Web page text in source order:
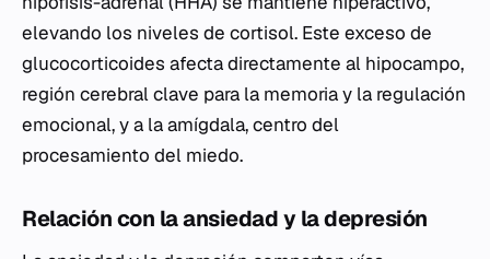
elevando los niveles de cortisol. Este exceso de
glucocorticoides afecta directamente al hipocampo,
región cerebral clave para la memoria y la regulación
emocional, y a la amígdala, centro del
procesamiento del miedo.
Relación con la ansiedad y la depresión